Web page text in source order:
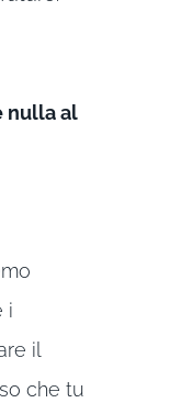
nulla al
i
il
che tu